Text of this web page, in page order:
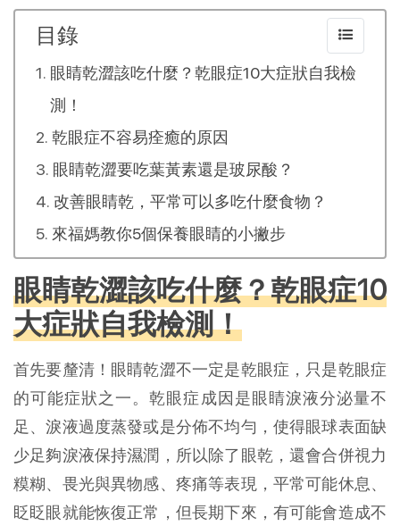
目錄
眼睛乾澀該吃什麼？乾眼症10大症狀自我檢
測！
乾眼症不容易痊癒的原因
眼睛乾澀要吃葉黃素還是玻尿酸？
改善眼睛乾，平常可以多吃什麼食物？
來福媽教你5個保養眼睛的小撇步
眼睛乾澀該吃什麼？乾眼症10
大症狀自我檢測！
首先要釐清！眼睛乾澀不一定是乾眼症，只是乾眼症
的可能症狀之一。乾眼症成因是眼睛淚液分泌量不
足、淚液過度蒸發或是分佈不均勻，使得眼球表面缺
少足夠淚液保持濕潤，所以除了眼乾，還會合併視力
糢糊、畏光與異物感、疼痛等表現，平常可能休息、
眨眨眼就能恢復正常，但長期下來，有可能會造成不